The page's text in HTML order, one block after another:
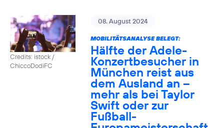
Credits: istock /
ChiccoDodiFC
08. August 2024
MOBILITÄTSANALYSE BELEGT:
Hälfte der Adele-
Konzertbesucher in
München reist aus
dem Ausland an –
mehr als bei Taylor
Swift oder zur
Fußball-